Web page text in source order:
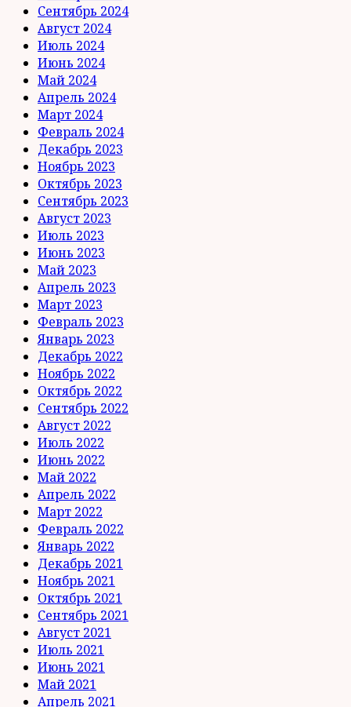
Сентябрь 2024
Август 2024
Июль 2024
Июнь 2024
Май 2024
Апрель 2024
Март 2024
Февраль 2024
Декабрь 2023
Ноябрь 2023
Октябрь 2023
Сентябрь 2023
Август 2023
Июль 2023
Июнь 2023
Май 2023
Апрель 2023
Март 2023
Февраль 2023
Январь 2023
Декабрь 2022
Ноябрь 2022
Октябрь 2022
Сентябрь 2022
Август 2022
Июль 2022
Июнь 2022
Май 2022
Апрель 2022
Март 2022
Февраль 2022
Январь 2022
Декабрь 2021
Ноябрь 2021
Октябрь 2021
Сентябрь 2021
Август 2021
Июль 2021
Июнь 2021
Май 2021
Апрель 2021